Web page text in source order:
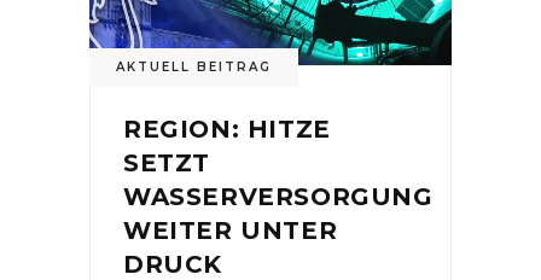
AKTUELL BEITRAG
REGION: HITZE
SETZT
WASSERVERSORGUNG
WEITER UNTER
DRUCK